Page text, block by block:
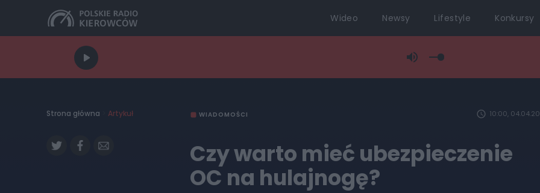
Wideo Newsy Lifestyle Konkursy
Strona główna Artykuł WIADOMOŚCI 10:00,
Czy warto mieć ubezpieczenie
OC na hulajnogę?